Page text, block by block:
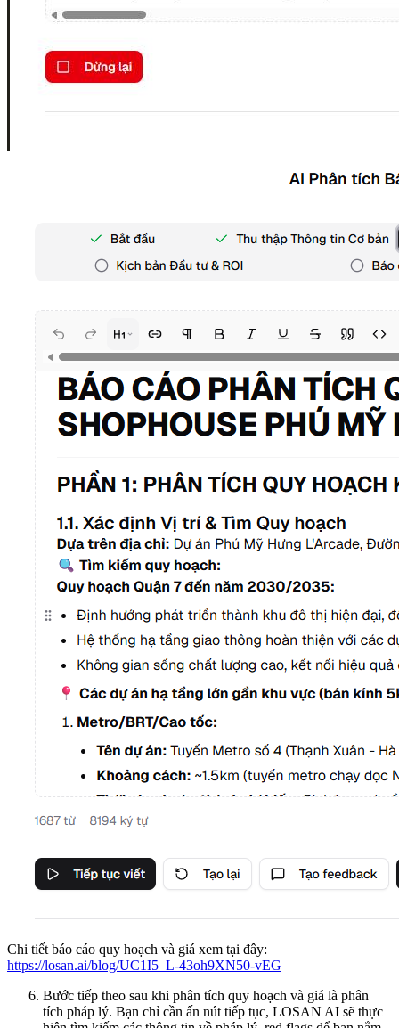
Chi tiết báo cáo quy hoạch và giá xem tại đây:
https://losan.ai/blog/UC1I5_L-43oh9XN50-vEG
Bước tiếp theo sau khi phân tích quy hoạch và giá là phân
tích pháp lý. Bạn chỉ cần ấn nút tiếp tục, LOSAN AI sẽ thực